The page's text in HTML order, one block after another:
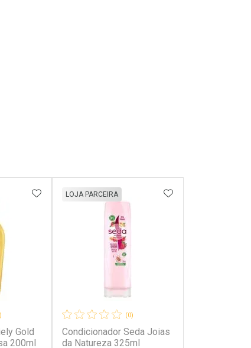
Gold
200ml
ADICIONAR AOS FAVORITOS
(0)
Condicionador Seda Joias
da Natureza 325ml
LOJA PARCEIRA ADICIONAR AOS